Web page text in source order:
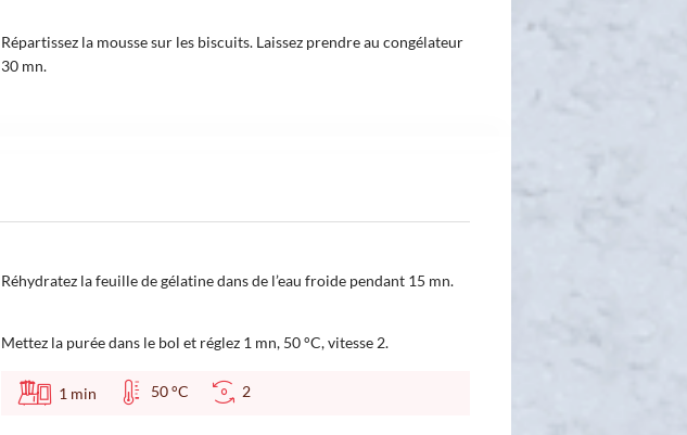
Répartissez la mousse sur les biscuits. Laissez prendre au congélateur
30 mn.
Réhydratez la feuille de gélatine dans de l’eau froide pendant 15 mn.
Mettez la purée dans le bol et réglez 1 mn, 50 °C, vitesse 2.
1 min 50 °C 2